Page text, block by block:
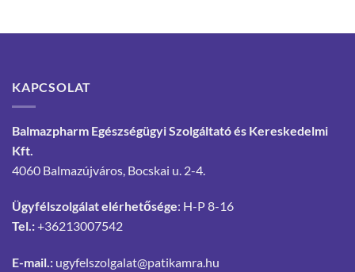
KAPCSOLAT
Balmazpharm Egészségügyi Szolgáltató és Kereskedelmi
Kft.
4060 Balmazújváros, Bocskai u. 2-4.
Ügyfélszolgálat elérhetősége: H-P 8-16
Tel.:+36213007542
E-mail.: ugyfelszolgalat@patikamra.hu